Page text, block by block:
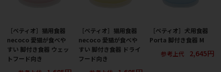
［ペティオ］猫用食器
necoco 愛猫が食べや
すい 脚付き食器 ウェッ
トフード向き
［ペティオ］猫用食器
necoco 愛猫が食べや
すい 脚付き食器 ドライ
フード向き
［ペティオ］犬用食器
Porta 脚付き食器 M
参考上代
2,645円